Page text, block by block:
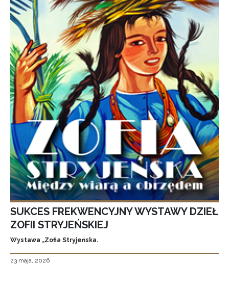
SUKCES FREKWENCYJNY WYSTAWY DZIEŁ
ZOFII STRYJEŃSKIEJ
Wystawa „Zofia Stryjeńska.
23 maja, 2026